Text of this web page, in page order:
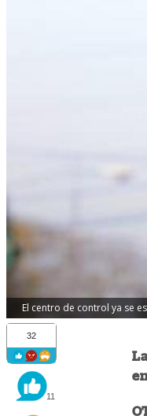
El centro de control ya se
32
11